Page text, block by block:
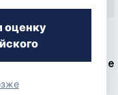
оценку
по Massage